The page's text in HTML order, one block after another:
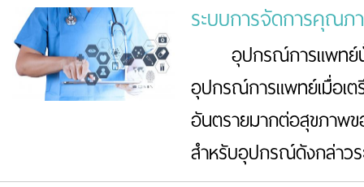
ระบบการจัดการคุณ
อุปกรณ์การแพทย์นั้น
อุปกรณ์การแพทย์เมื่อเต
อันตรายมากต่อสุขภาพ
สำหรับอุปกรณ์ดังกล่าว